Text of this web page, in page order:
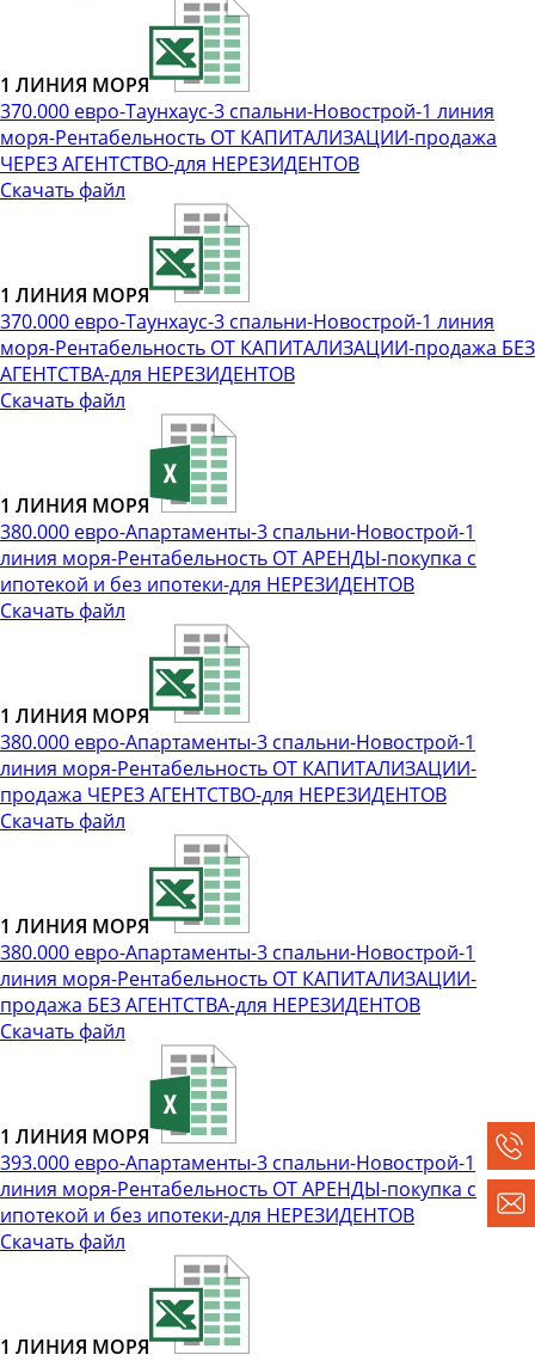
1 ЛИНИЯ МОРЯ
370.000 евро-Таунхаус-3 спальни-Новострой-1 линия
моря-Рентабельность ОТ КАПИТАЛИЗАЦИИ-продажа
ЧЕРЕЗ АГЕНТСТВО-для НЕРЕЗИДЕНТОВ
Скачать файл
1 ЛИНИЯ МОРЯ
370.000 евро-Таунхаус-3 спальни-Новострой-1 линия
моря-Рентабельность ОТ КАПИТАЛИЗАЦИИ-продажа БЕЗ
АГЕНТСТВА-для НЕРЕЗИДЕНТОВ
Скачать файл
1 ЛИНИЯ МОРЯ
380.000 евро-Апартаменты-3 спальни-Новострой-1
линия моря-Рентабельность ОТ АРЕНДЫ-покупка с
ипотекой и без ипотеки-для НЕРЕЗИДЕНТОВ
Скачать файл
1 ЛИНИЯ МОРЯ
380.000 евро-Апартаменты-3 спальни-Новострой-1
линия моря-Рентабельность ОТ КАПИТАЛИЗАЦИИ-
продажа ЧЕРЕЗ АГЕНТСТВО-для НЕРЕЗИДЕНТОВ
Скачать файл
1 ЛИНИЯ МОРЯ
380.000 евро-Апартаменты-3 спальни-Новострой-1
линия моря-Рентабельность ОТ КАПИТАЛИЗАЦИИ-
продажа БЕЗ АГЕНТСТВА-для НЕРЕЗИДЕНТОВ
Скачать файл
1 ЛИНИЯ МОРЯ
393.000 евро-Апартаменты-3 спальни-Новострой-1
линия моря-Рентабельность ОТ АРЕНДЫ-покупка с
ипотекой и без ипотеки-для НЕРЕЗИДЕНТОВ
Скачать файл
1 ЛИНИЯ МОРЯ